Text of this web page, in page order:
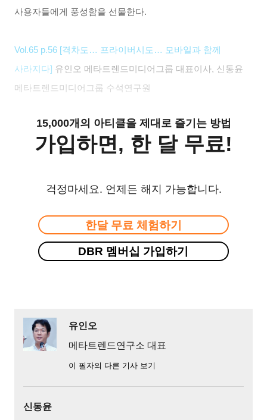
사용자들에게 풍성함을 선물한다.
Vol.65 p.56 [격차도… 프라이버시도… 모바일과 함께
사라지다] 유인오 메타트렌드미디어그룹 대표이사, 신동윤
메타트렌드미디어그룹 수석연구원
15,000개의 아티클을 제대로 즐기는 방법
가입하면, 한 달 무료!
걱정마세요. 언제든 해지 가능합니다.
한달 무료 체험하기
DBR 멤버십 가입하기
유인오
메타트렌드연구소 대표
이 필자의 다른 기사 보기
신동윤